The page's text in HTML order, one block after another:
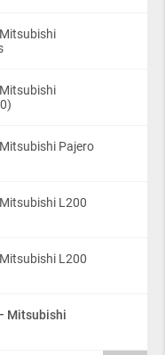
Pajero
L200
L200
Mitsubishi